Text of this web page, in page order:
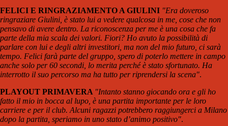
FELICI E RINGRAZIAMENTO A GIULINI "Era doveroso
ringraziare Giulini, è stato lui a vedere qualcosa in me, cose che non
pensavo di avere dentro. La riconoscenza per me è una cosa che fa
parte della mia scala dei valori. Fiori? Ho avuto la possibilità di
parlare con lui e degli altri investitori, ma non del mio futuro, ci sarà
tempo. Felici farà parte del gruppo, spero di poterlo mettere in campo
anche solo per 60 secondi, lo merita perché è stato sfortunato. Ha
interrotto il suo percorso ma ha tutto per riprendersi la scena".
PLAYOUT PRIMAVERA "Intanto stanno giocando ora e gli ho
fatto il mio in bocca al lupo, è una partita importante per le loro
carriere e per il club. Alcuni ragazzi potrebbero raggiungerci a Milano
dopo la partita, speriamo in uno stato d’animo positivo".